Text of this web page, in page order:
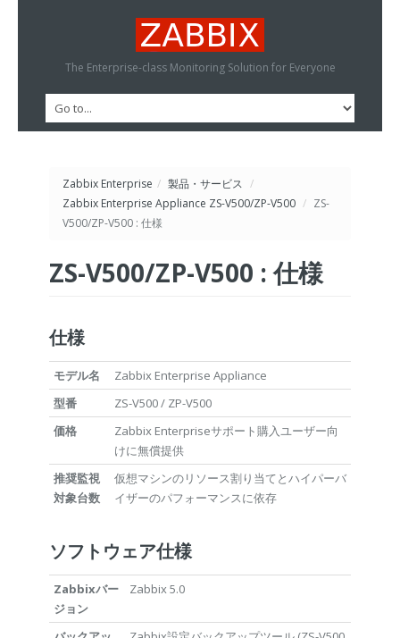
The Enterprise-class Monitoring Solution for Everyone
Zabbix Enterprise / 製品・サービス /
Zabbix Enterprise Appliance ZS-V500/ZP-V500 / ZS-
V500/ZP-V500 : 仕様
ZS-V500/ZP-V500 : 仕様
仕様
モデル名
Zabbix Enterprise Appliance
型番
ZS-V500 / ZP-V500
価格
Zabbix Enterpriseサポート購入ユーザー向
けに無償提供
推奨監視
対象台数
仮想マシンのリソース割り当てとハイパーバ
イザーのパフォーマンスに依存
ソフトウェア仕様
Zabbixバー
ジョン
Zabbix 5.0